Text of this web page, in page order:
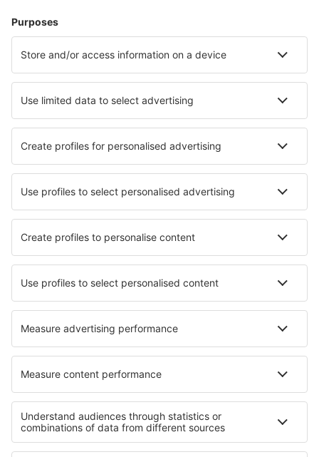
Hotely ve Fethiye Hotely in Kaş Hotely v Antalyi
Hotely Guzelcamlı Hotely in Adrasan
Hotely in Menderes Hotely in Mudurnu
Nejlepší hotely - města
Hotely in Thornwood Hotely in Alabaster
Hotely in Castletownbere Hotely in Gengenbach
Hotely in Sierra Engarceran Hotely in Luozi
Hotely in Aubin Hotely Cabugao
Nejlepší hotely - regiony
Hotely v Bodrumu Hotely na Egejské riviéře
Hotely v Antalya Region Hotely na Turecké riviéře
Hotely v Dalaman Region Hotely v Michoacan